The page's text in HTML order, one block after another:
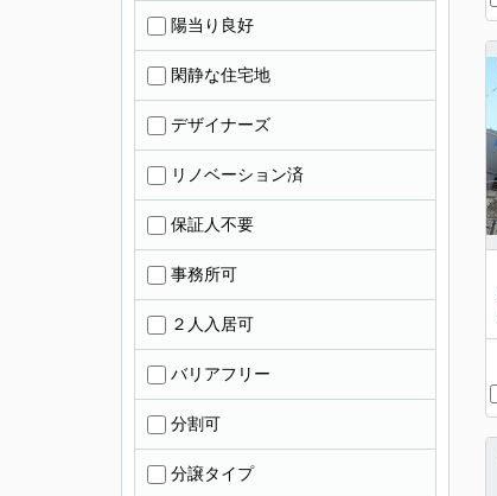
陽当り良好
閑静な住宅地
デザイナーズ
リノベーション済
保証人不要
事務所可
２人入居可
バリアフリー
分割可
分譲タイプ